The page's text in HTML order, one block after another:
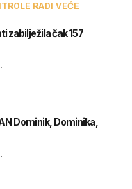
RADI VEĆE
zabilježila čak 157
Dominik, Dominika,